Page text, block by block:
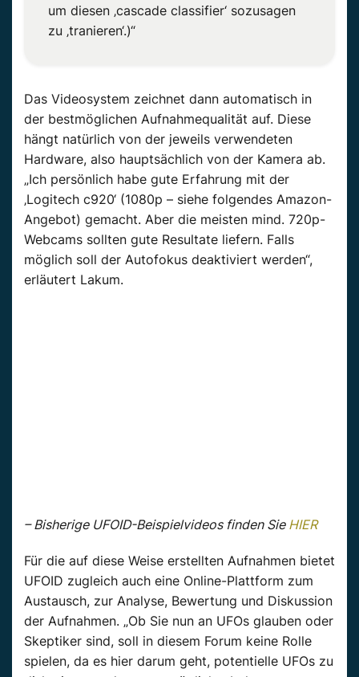
um diesen ‚cascade classifier‘ sozusagen
zu ‚tranieren‘.)“
Das Videosystem zeichnet dann automatisch in
der bestmöglichen Aufnahmequalität auf. Diese
hängt natürlich von der jeweils verwendeten
Hardware, also hauptsächlich von der Kamera ab.
„Ich persönlich habe gute Erfahrung mit der
‚Logitech c920‘ (1080p – siehe folgendes Amazon-
Angebot) gemacht. Aber die meisten mind. 720p-
Webcams sollten gute Resultate liefern. Falls
möglich soll der Autofokus deaktiviert werden“,
erläutert Lakum.
– Bisherige UFOID-Beispielvideos finden Sie HIER
Für die auf diese Weise erstellten Aufnahmen bietet
UFOID zugleich auch eine Online-Plattform zum
Austausch, zur Analyse, Bewertung und Diskussion
der Aufnahmen. „Ob Sie nun an UFOs glauben oder
Skeptiker sind, soll in diesem Forum keine Rolle
spielen, da es hier darum geht, potentielle UFOs zu